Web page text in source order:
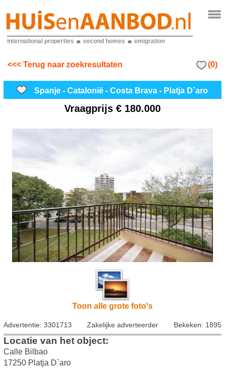
international properties second homes emigration
<<< Terug naar zoekresultaten (0)
Spanje - Catalonië - Costa Brava - Platja D`aro
Vraagprijs € 180.000
Toon alle grote foto's
Advertentie: 3301713 Zakelijke adverteerder Bekeken: 1895
Locatie van het object:
Calle Bilbao
17250 Platja D`aro